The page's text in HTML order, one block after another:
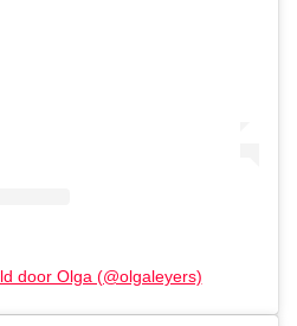
door Olga (@olgaleyers)